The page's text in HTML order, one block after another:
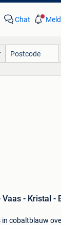
Chat
- Kristal -
cobaltblauw